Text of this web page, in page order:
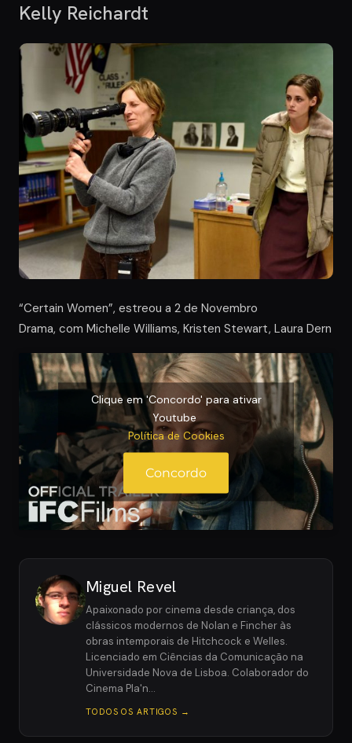
Kelly Reichardt
“Certain Women”, estreou a 2 de Novembro
Drama, com Michelle Williams, Kristen Stewart, Laura Dern
Clique em 'Concordo' para ativar
Youtube
Política de Cookies
Concordo
Miguel Revel
Apaixonado por cinema desde criança, dos
clássicos modernos de Nolan e Fincher às
obras intemporais de Hitchcock e Welles.
Licenciado em Ciências da Comunicação na
Universidade Nova de Lisboa. Colaborador do
Cinema Pla'n…
TODOS OS ARTIGOS →